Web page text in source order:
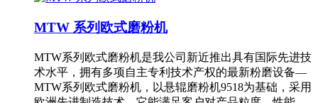
MTW 系列欧式磨粉机
MTW系列欧式磨粉机是我公司新近推出具有国际先进技
术水平，拥有多项自主专利技术产权的最新粉磨设备—
MTW系列欧式磨粉机，以悬辊磨粉机9518为基础，采用